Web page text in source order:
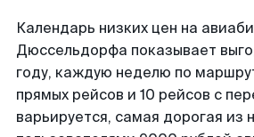
Календарь низких цен на
Дюссельдорфа показывает
году, каждую неделю по
прямых рейсов и 10 рейсов с
варьируется, самая дорогая из